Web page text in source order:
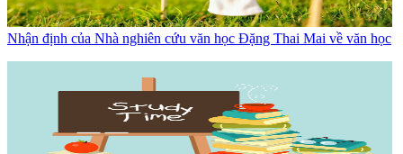
Nhận định của Nhà nghiên cứu văn học Đặng Thai Mai về văn học